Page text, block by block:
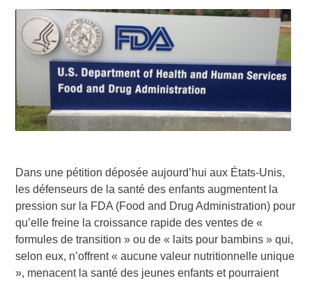
Dans une pétition déposée aujourd’hui aux États-Unis,
les défenseurs de la santé des enfants augmentent la
pression sur la FDA (Food and Drug Administration) pour
qu’elle freine la croissance rapide des ventes de «
formules de transition » ou de « laits pour bambins » qui,
selon eux, n’offrent « aucune valeur nutritionnelle unique
», menacent la santé des jeunes enfants et pourraient